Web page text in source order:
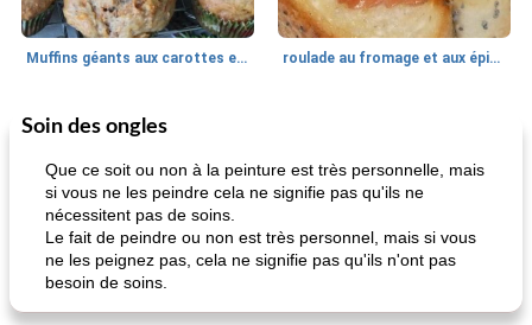
Muffins géants aux carottes et à la banane de Nif roulade au fromage et aux épinards
Marques de confiance: recettes et
Soin des ongles
Que ce soit ou non à la peinture est très personnelle, mais
si vous ne les peindre cela ne signifie pas qu'ils ne
nécessitent pas de soins.
Le fait de peindre ou non est très personnel, mais si vous
ne les peignez pas, cela ne signifie pas qu'ils n'ont pas
besoin de soins.